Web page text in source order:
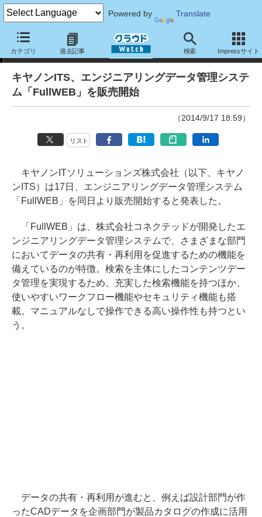
Powered by Translate
カテゴリ 過去記事 検索 Impressサイト
ニュース
キヤノンITS、エンジニアリングデータ管理システ
ム「FullWEB」を販売開始
（2014/9/17 18:59）
リスト
キヤノンITソリューションズ株式会社（以下、キヤノ
ンITS）は17日、エンジニアリングデータ管理システム
「FullWEB」を同日より販売開始すると発表した。
「FullWEB」は、株式会社コネクテッドが開発したエ
ンジニアリングデータ管理システムで、さまざまな部門
においてデータの共有・再利用を促進するための機能を
備えているのが特徴。検索を主体にしたコンテンツデー
タ管理を実現するため、充実した検索機能を持つほか、
使いやすいワークフロー機能やセキュリティ機能も搭
載。マニュアルなしで操作できる高い操作性も持つとい
う。
データの共有・再利用が進むと、例えば設計部門が作
ったCADデータを企画部門が製品カタログの作成に活用